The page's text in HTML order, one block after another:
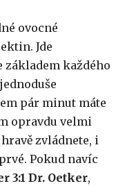
ovocné
Jde
každého
jednoduše
pár minut máte
opravdu velmi
zvládnete, i
Pokud navíc
3:1 Dr. Oetker,